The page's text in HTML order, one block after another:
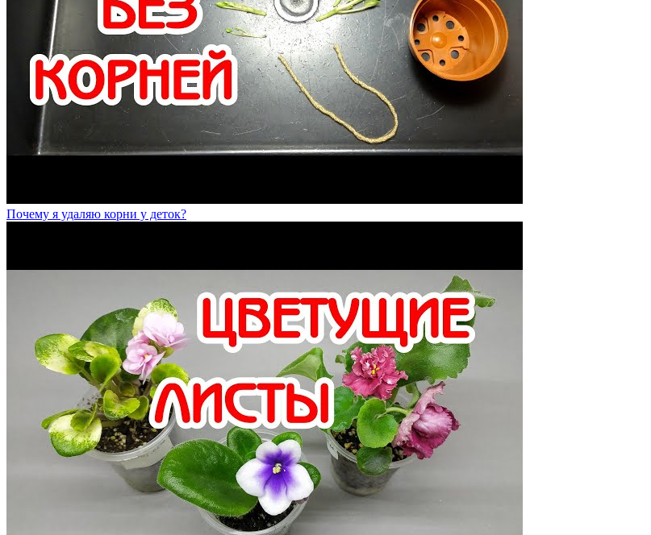
Почему я удаляю корни у деток?